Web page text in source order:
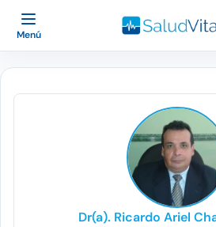
Menú
Dr(a). Ricardo Ariel